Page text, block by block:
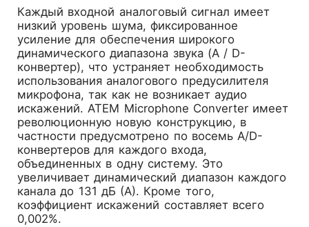
Каждый входной аналоговый сигнал имеет
низкий уровень шума, фиксированное
усиление для обеспечения широкого
динамического диапазона звука (A / D-
конвертер), что устраняет необходимость
использования аналогового предусилителя
микрофона, так как не возникает аудио
искажений. ATEM Microphone Converter имеет
революционную новую конструкцию, в
частности предусмотрено по восемь A/D-
конвертеров для каждого входа,
объединенных в одну систему. Это
увеличивает динамический диапазон каждого
канала до 131 дБ (А). Кроме того,
коэффициент искажений составляет всего
0,002%.